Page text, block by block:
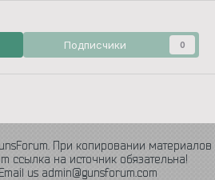
Подписчики 0
При копировании материалов
ссылка на источник обязательна!
us admin@gunsforum.com